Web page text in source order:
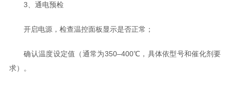
3、通电预检
开启电源，检查温控面板显示是否正常；
确认温度设定值（通常为350–400℃，具体依型号和催化剂要
求）。